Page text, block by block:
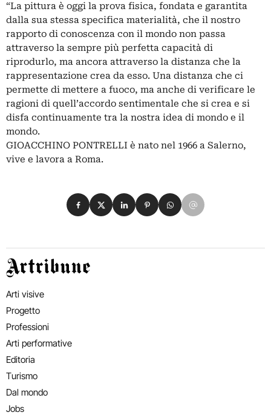
“La pittura è oggi la prova fisica, fondata e garantita
dalla sua stessa specifica materialità, che il nostro
rapporto di conoscenza con il mondo non passa
attraverso la sempre più perfetta capacità di
riprodurlo, ma ancora attraverso la distanza che la
rappresentazione crea da esso. Una distanza che ci
permette di mettere a fuoco, ma anche di verificare le
ragioni di quell’accordo sentimentale che si crea e si
disfa continuamente tra la nostra idea di mondo e il
mondo.
GIOACCHINO PONTRELLI è nato nel 1966 a Salerno,
vive e lavora a Roma.
Condividi su Facebook
Condividi su X
Condividi su LinkedIn
Condividi su Pinterest
Condividi su WhatsApp
Condividi su Email
Artribune
Arti visive
Progetto
Professioni
Arti performative
Editoria
Turismo
Dal mondo
Jobs